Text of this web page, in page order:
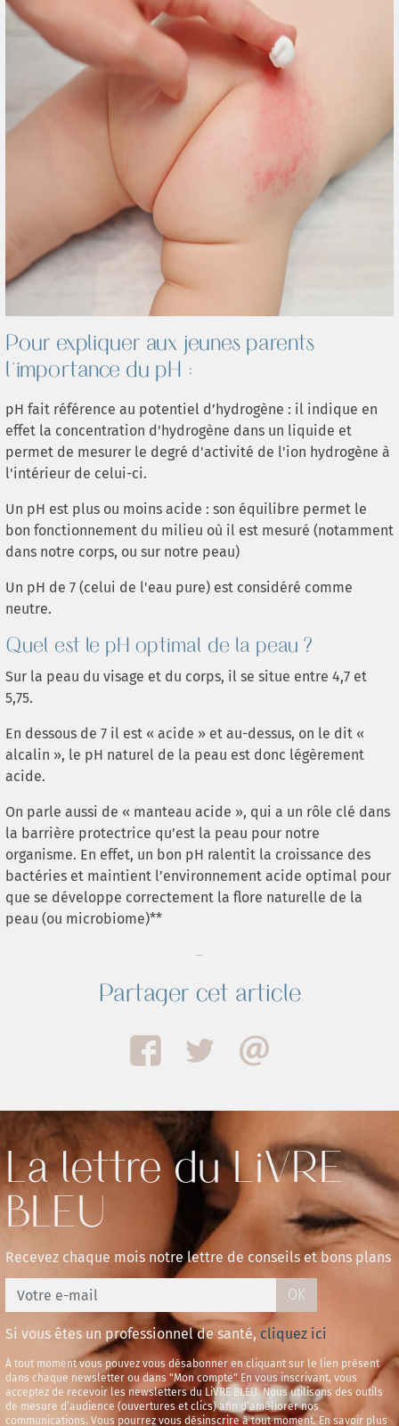
Pour expliquer aux jeunes parents
l'importance du pH :
pH fait référence au potentiel d’hydrogène : il indique en
effet la concentration d'hydrogène dans un liquide et
permet de mesurer le degré d'activité de l'ion hydrogène à
l'intérieur de celui-ci.
Un pH est plus ou moins acide : son équilibre permet le
bon fonctionnement du milieu où il est mesuré (notamment
dans notre corps, ou sur notre peau)
Un pH de 7 (celui de l'eau pure) est considéré comme
neutre.
Quel est le pH optimal de la peau ?
Sur la peau du visage et du corps, il se situe entre 4,7 et
5,75.
En dessous de 7 il est « acide » et au-dessus, on le dit «
alcalin », le pH naturel de la peau est donc légèrement
acide.
On parle aussi de « manteau acide », qui a un rôle clé dans
la barrière protectrice qu’est la peau pour notre
organisme. En effet, un bon pH ralentit la croissance des
bactéries et maintient l’environnement acide optimal pour
que se développe correctement la flore naturelle de la
peau (ou microbiome)**
-
Partager cet article
La lettre du LiVRE
BLEU
Recevez chaque mois notre lettre de conseils et bons plans
OK
Si vous êtes un professionnel de santé, cliquez ici
À tout moment vous pouvez vous désabonner en cliquant sur le lien présent
dans chaque newsletter ou dans "Mon compte" En vous inscrivant, vous
acceptez de recevoir les newsletters du LiVRE BLEU. Nous utilisons des outils
de mesure d’audience (ouvertures et clics) afin d’améliorer nos
communications. Vous pourrez vous désinscrire à tout moment. En savoir plus